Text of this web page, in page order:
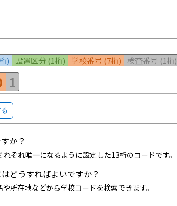
) 設置区分 (1桁) 学校番号 (7桁) 検査番号 (1桁)
1
か？
ぞれ唯一になるように設定した13桁のコードです。
どうすればよいですか？
や所在地などから学校コードを検索できます。